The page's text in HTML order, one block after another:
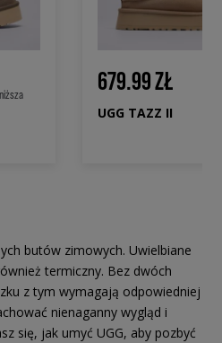
679.99 ZŁ
UGG TAZZ II
butów zimowych. Uwielbiane
termiczny. Bez dwóch
z tym wymagają odpowiedniej
nienaganny wygląd i
się, jak umyć UGG, aby pozbyć